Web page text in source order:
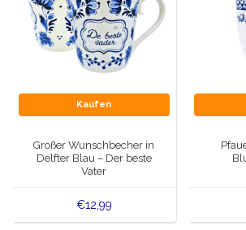
Kaufen
Großer Wunschbecher in
Delfter Blau – Der beste
Vater
€12,99